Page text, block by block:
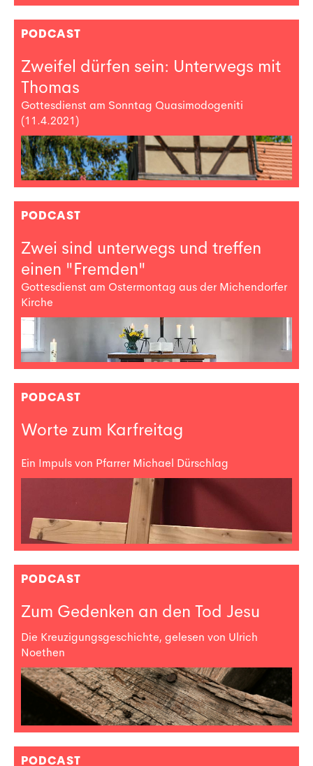
PODCAST
Zweifel dürfen sein: Unterwegs mit
Thomas
Gottesdienst am Sonntag Quasimodogeniti
(11.4.2021)
PODCAST
Zwei sind unterwegs und treffen
einen "Fremden"
Gottesdienst am Ostermontag aus der Michendorfer
Kirche
PODCAST
Worte zum Karfreitag
Ein Impuls von Pfarrer Michael Dürschlag
PODCAST
Zum Gedenken an den Tod Jesu
Die Kreuzigungsgeschichte, gelesen von Ulrich
Noethen
PODCAST